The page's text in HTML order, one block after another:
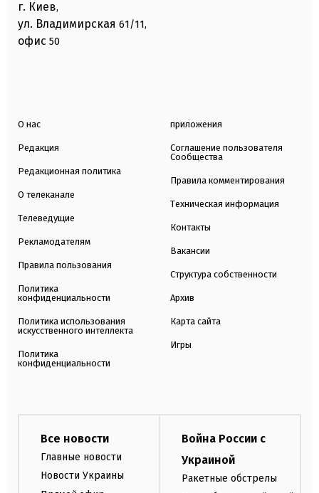
г. Киев,
ул. Владимирская 61/11,
офис 50
О нас
Редакция
Редакционная политика
О телеканале
Телеведущие
Рекламодателям
Правила пользования
Политика
конфиденциальности
Политика использования
искусственного интеллекта
Политика
конфиденциальности
приложения
Соглашение пользователя
Сообщества
Правила комментирования
Техническая информация
Контакты
Вакансии
Структура собственности
Архив
Карта сайта
Игры
Все новости
Главные новости
Новости Украины
Война России с
Украиной
Ракетные обстрелы